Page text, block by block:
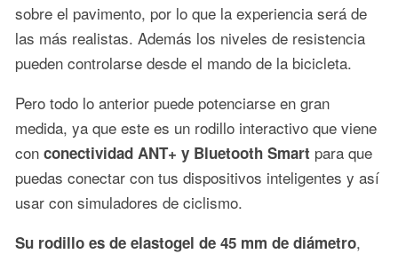
sobre el pavimento, por lo que la experiencia será de
las más realistas. Además los niveles de resistencia
pueden controlarse desde el mando de la bicicleta.
Pero todo lo anterior puede potenciarse en gran
medida, ya que este es un rodillo interactivo que viene
con conectividad ANT+ y Bluetooth Smart para que
puedas conectar con tus dispositivos inteligentes y así
usar con simuladores de ciclismo.
Su rodillo es de elastogel de 45 mm de diámetro,